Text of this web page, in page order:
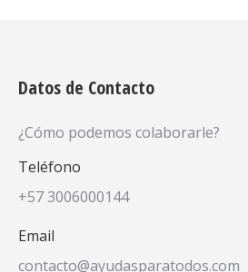
Datos de Contacto
¿Cómo podemos colaborarle?
Teléfono
+57 3006000144
Email
contacto@ayudasparatodos.com